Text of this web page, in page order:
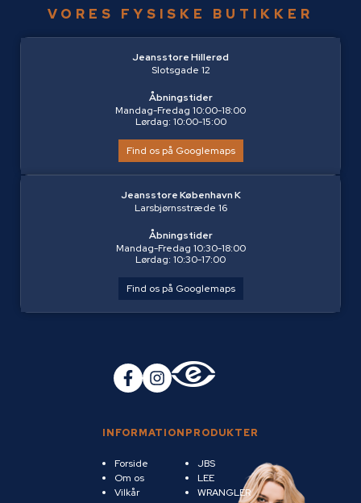
VORES FYSISKE BUTIKKER
Jeansstore Hillerød
Slotsgade 12
Åbningstider
Mandag-Fredag 10:00-18:00
Lørdag: 10:00-15:00
Find os på Googlemaps
Jeansstore København K
Larsbjørnsstræde 16
Åbningstider
Mandag-Fredag 10:30-18:00
Lørdag: 10:30-17:00
Find os på Googlemaps
INFORMATION
Forside
Om os
Vilkår
PRODUKTER
JBS
LEE
WRANGLER